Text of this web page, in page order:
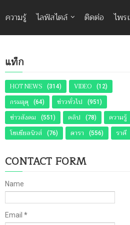
ความรู้ ไลฟ์สไตล์ ติดต่อ ไพร
แท็ก
HOT NEWS (314) VIDEO (12)
กรมอุตุ (64) ข่าวทั่วไป (951)
ข่าวสังคม (551) คลิป (78) ความรู้
โซเชียลนิวส์ (76) ดารา (556) ราศี
CONTACT FORM
Name
Email *